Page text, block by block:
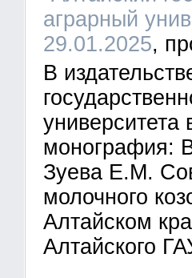
аграрный
29.01.2025
В
монография:
Зуева Е.М.
молочного
Алтайском
Алтайского